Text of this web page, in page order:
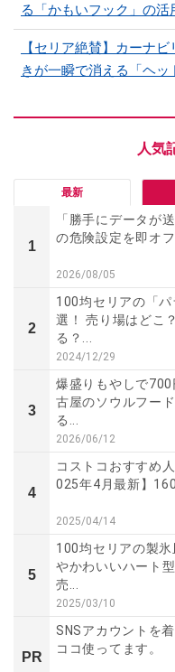
る「かもいフック」の活
【セリア絶賛】カーナ
きが一瞬で消える「ヘッ
最新
1
「勝手にデータが
の危険設定を即オ
2026/08/05
2
100均セリアの「
選！ 売り場はどこ
る？...
2024/12/29
3
爆盛りもやしで
古屋のソウルフー
る...
2026/06/12
4
コストコおすすめ
025年4月最新】
2025/04/14
5
100均セリアの製
やかわいいハート
売...
2025/03/10
PR
SNSアカウントを
ココ使ってます。